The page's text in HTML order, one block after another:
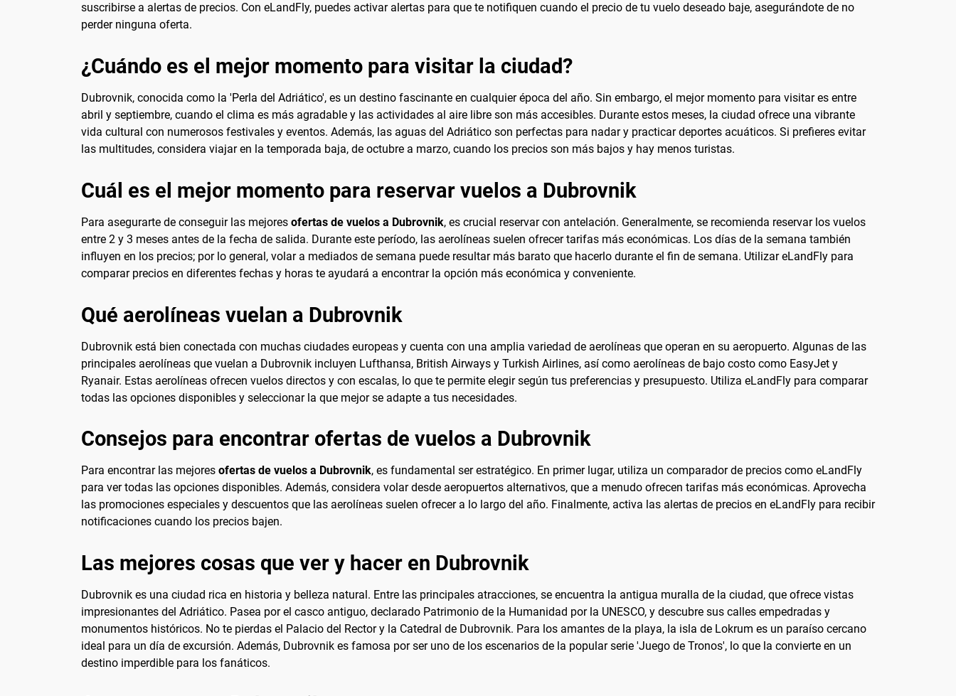
suscribirse a alertas de precios. Con eLandFly, puedes activar alertas para que te notifiquen cuando el precio de tu vuelo deseado baje, asegurándote de no
perder ninguna oferta.
¿Cuándo es el mejor momento para visitar la ciudad?
Dubrovnik, conocida como la 'Perla del Adriático', es un destino fascinante en cualquier época del año. Sin embargo, el mejor momento para visitar es entre
abril y septiembre, cuando el clima es más agradable y las actividades al aire libre son más accesibles. Durante estos meses, la ciudad ofrece una vibrante
vida cultural con numerosos festivales y eventos. Además, las aguas del Adriático son perfectas para nadar y practicar deportes acuáticos. Si prefieres evitar
las multitudes, considera viajar en la temporada baja, de octubre a marzo, cuando los precios son más bajos y hay menos turistas.
Cuál es el mejor momento para reservar vuelos a Dubrovnik
Para asegurarte de conseguir las mejores ofertas de vuelos a Dubrovnik, es crucial reservar con antelación. Generalmente, se recomienda reservar los vuelos
entre 2 y 3 meses antes de la fecha de salida. Durante este período, las aerolíneas suelen ofrecer tarifas más económicas. Los días de la semana también
influyen en los precios; por lo general, volar a mediados de semana puede resultar más barato que hacerlo durante el fin de semana. Utilizar eLandFly para
comparar precios en diferentes fechas y horas te ayudará a encontrar la opción más económica y conveniente.
Qué aerolíneas vuelan a Dubrovnik
Dubrovnik está bien conectada con muchas ciudades europeas y cuenta con una amplia variedad de aerolíneas que operan en su aeropuerto. Algunas de las
principales aerolíneas que vuelan a Dubrovnik incluyen Lufthansa, British Airways y Turkish Airlines, así como aerolíneas de bajo costo como EasyJet y
Ryanair. Estas aerolíneas ofrecen vuelos directos y con escalas, lo que te permite elegir según tus preferencias y presupuesto. Utiliza eLandFly para comparar
todas las opciones disponibles y seleccionar la que mejor se adapte a tus necesidades.
Consejos para encontrar ofertas de vuelos a Dubrovnik
Para encontrar las mejores ofertas de vuelos a Dubrovnik, es fundamental ser estratégico. En primer lugar, utiliza un comparador de precios como eLandFly
para ver todas las opciones disponibles. Además, considera volar desde aeropuertos alternativos, que a menudo ofrecen tarifas más económicas. Aprovecha
las promociones especiales y descuentos que las aerolíneas suelen ofrecer a lo largo del año. Finalmente, activa las alertas de precios en eLandFly para recibir
notificaciones cuando los precios bajen.
Las mejores cosas que ver y hacer en Dubrovnik
Dubrovnik es una ciudad rica en historia y belleza natural. Entre las principales atracciones, se encuentra la antigua muralla de la ciudad, que ofrece vistas
impresionantes del Adriático. Pasea por el casco antiguo, declarado Patrimonio de la Humanidad por la UNESCO, y descubre sus calles empedradas y
monumentos históricos. No te pierdas el Palacio del Rector y la Catedral de Dubrovnik. Para los amantes de la playa, la isla de Lokrum es un paraíso cercano
ideal para un día de excursión. Además, Dubrovnik es famosa por ser uno de los escenarios de la popular serie 'Juego de Tronos', lo que la convierte en un
destino imperdible para los fanáticos.